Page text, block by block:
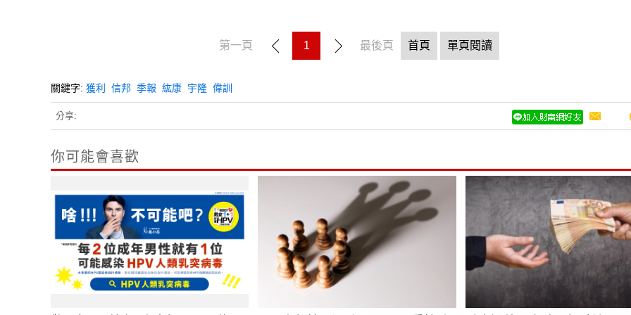
第一頁 1 最後頁 首頁 單頁閱讀
關鍵字: 獲利 信邦 季報 紘康 宇隆 偉訓
分享:
你可能會喜歡